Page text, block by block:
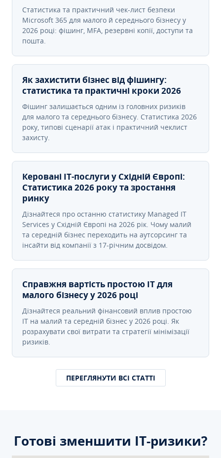
Статистика та практичний чек-лист безпеки
Microsoft 365 для малого й середнього бізнесу у
2026 році: фішинг, MFA, резервні копії, доступи та
пошта.
Як захистити бізнес від фішингу:
статистика та практичні кроки 2026
Фішинг залишається одним із головних ризиків
для малого та середнього бізнесу. Статистика 2026
року, типові сценарії атак і практичний чеклист
захисту.
Керовані ІТ-послуги у Східній Європі:
Статистика 2026 року та зростання
ринку
Дізнайтеся про останню статистику Managed IT
Services у Східній Європі на 2026 рік. Чому малий
та середній бізнес переходить на аутсорсинг та
інсайти від компанії з 17-річним досвідом.
Справжня вартість простою IT для
малого бізнесу у 2026 році
Дізнайтеся реальний фінансовий вплив простою
IT на малий та середній бізнес у 2026 році. Як
розрахувати свої витрати та стратегії мінімізації
ризиків.
ПЕРЕГЛЯНУТИ ВСІ СТАТТІ
Готові зменшити ІТ-ризики?